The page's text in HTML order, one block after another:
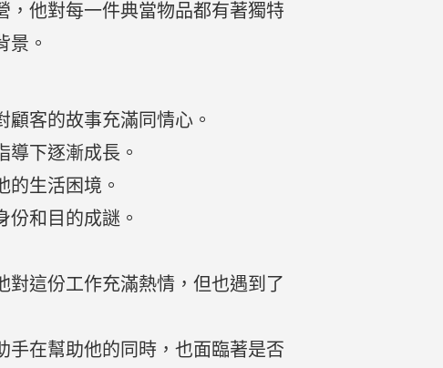
，他對每一件典當物品都有著獨特
景。
客的故事充滿同情心。
導下逐漸成長。
生活困境。
份和目的成謎。
對這份工作充滿熱情，但也遇到了
手在幫助他的同時，也面臨著是否